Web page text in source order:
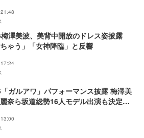
澤美波、美背中開放のドレス姿披露
ちゃう」「女神降臨」と反響
ガルアワ」パフォーマンス披露 梅澤美
奈ら坂道総勢16人モデル出演も決定